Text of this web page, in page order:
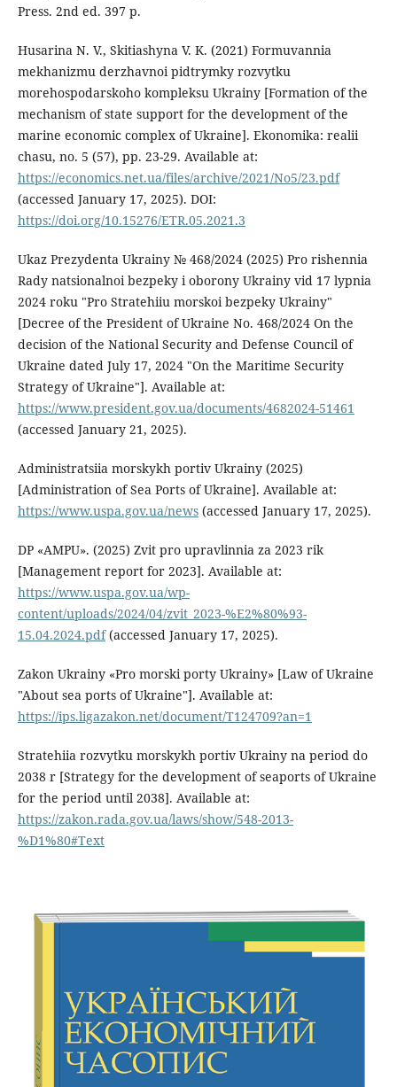
Press. 2nd ed. 397 p.
Husarina N. V., Skitiashyna V. K. (2021) Formuvannia
mekhanizmu derzhavnoi pidtrymky rozvytku
morehospodarskoho kompleksu Ukrainy [Formation of the
mechanism of state support for the development of the
marine economic complex of Ukraine]. Ekonomika: realii
chasu, no. 5 (57), pp. 23-29. Available at:
https://economics.net.ua/files/archive/2021/No5/23.pdf
(accessed January 17, 2025). DOI:
https://doi.org/10.15276/ETR.05.2021.3
Ukaz Prezydenta Ukrainy № 468/2024 (2025) Pro rishennia
Rady natsionalnoi bezpeky i oborony Ukrainy vid 17 lypnia
2024 roku "Pro Stratehiiu morskoi bezpeky Ukrainy"
[Decree of the President of Ukraine No. 468/2024 On the
decision of the National Security and Defense Council of
Ukraine dated July 17, 2024 "On the Maritime Security
Strategy of Ukraine"]. Available at:
https://www.president.gov.ua/documents/4682024-51461
(accessed January 21, 2025).
Administratsiia morskykh portiv Ukrainy (2025)
[Administration of Sea Ports of Ukraine]. Available at:
https://www.uspa.gov.ua/news(accessed January 17, 2025).
DP «AMPU». (2025) Zvit pro upravlinnia za 2023 rik
[Management report for 2023]. Available at:
https://www.uspa.gov.ua/wp-
content/uploads/2024/04/zvit_2023-%E2%80%93-
15.04.2024.pdf(accessed January 17, 2025).
Zakon Ukrainy «Pro morski porty Ukrainy» [Law of Ukraine
"About sea ports of Ukraine"]. Available at:
https://ips.ligazakon.net/document/T124709?an=1
Stratehiia rozvytku morskykh portiv Ukrainy na period do
2038 r [Strategy for the development of seaports of Ukraine
for the period until 2038]. Available at:
https://zakon.rada.gov.ua/laws/show/548-2013-
%D1%80#Text